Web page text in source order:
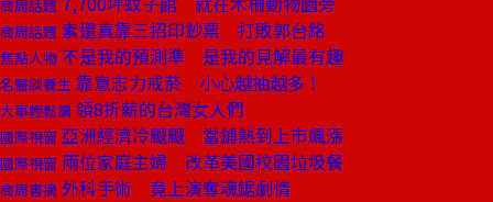
商周話題
商周話題 素還真靠三招印鈔票 打敗郭台銘
焦點人物 不是我的預測準 是我的見解最有趣
名醫談養生 靠意志力戒菸 小心越抽越多！
大事輕鬆讀 領8折薪的台灣女人們
國際視窗 亞洲經濟冷颼颼 當鋪熱到上市飆漲
國際視窗 兩位家庭主婦 改革美國校園垃圾餐
商周書摘 外科手術 竟上演奪魂鋸劇情